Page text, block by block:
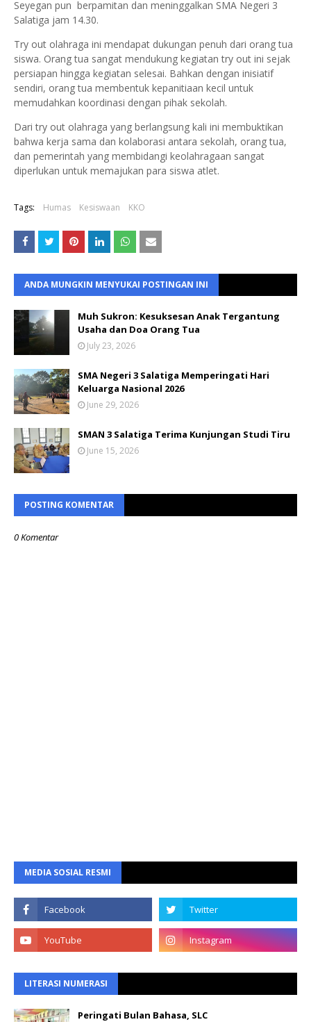
Seyegan pun berpamitan dan meninggalkan SMA Negeri 3
Salatiga jam 14.30.
Try out olahraga ini mendapat dukungan penuh dari orang tua
siswa. Orang tua sangat mendukung kegiatan try out ini sejak
persiapan hingga kegiatan selesai. Bahkan dengan inisiatif
sendiri, orang tua membentuk kepanitiaan kecil untuk
memudahkan koordinasi dengan pihak sekolah.
Dari try out olahraga yang berlangsung kali ini membuktikan
bahwa kerja sama dan kolaborasi antara sekolah, orang tua,
dan pemerintah yang membidangi keolahragaan sangat
diperlukan untuk memajukan para siswa atlet.
Tags: Humas Kesiswaan KKO
ANDA MUNGKIN MENYUKAI POSTINGAN INI
Muh Sukron: Kesuksesan Anak Tergantung
Usaha dan Doa Orang Tua
July 23, 2026
SMA Negeri 3 Salatiga Memperingati Hari
Keluarga Nasional 2026
June 29, 2026
SMAN 3 Salatiga Terima Kunjungan Studi Tiru
June 15, 2026
POSTING KOMENTAR
0 Komentar
MEDIA SOSIAL RESMI
LITERASI NUMERASI
Peringati Bulan Bahasa, SLC